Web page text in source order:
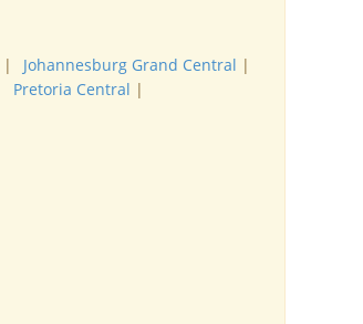
| Johannesburg Grand Central |
Pretoria Central |